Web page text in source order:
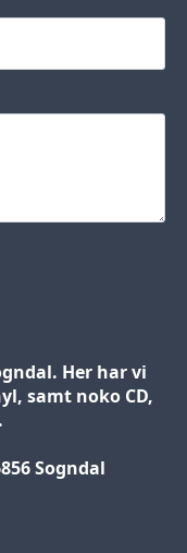
Her har vi
samt noko CD,
Sogndal